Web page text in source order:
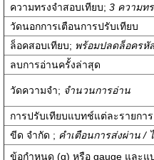
ความทรงจำสอบเทียบ; 3 ความท
วัดนอกการเตือนการปรับเทียบ
ล็อคสอบเทียบ; พร้อมปลดล็อครหั
ลบการอ่านครั้งล่าสุด
วัดความจำ; จำนวนการอ่าน
การปรับเทียบแบทช์แต่ละรายการ
ขีด จำกัด ; คำเตือนการส่งผ่าน /
ข้อกำหนด (g) หรือ gauge และแ